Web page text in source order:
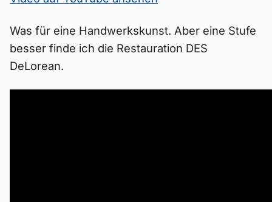
Was für eine Handwerkskunst. Aber eine Stufe
besser finde ich die Restauration DES
DeLorean.